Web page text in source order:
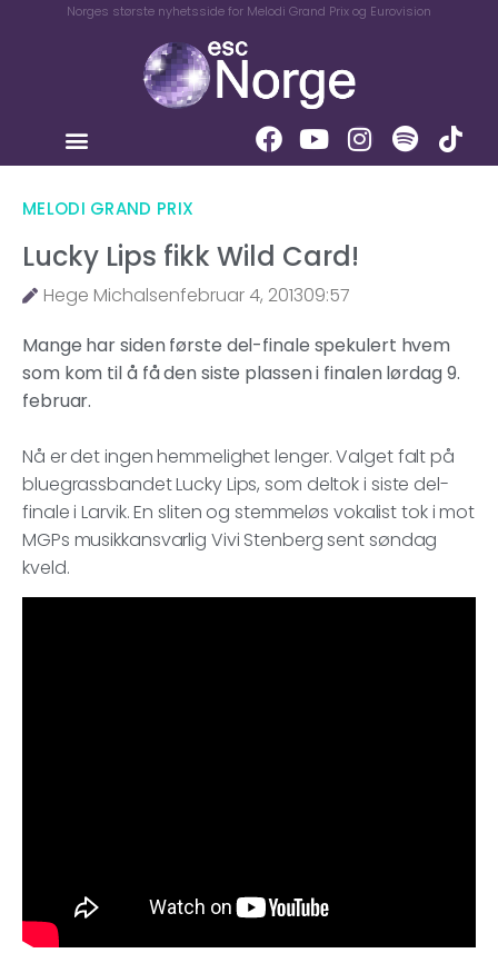
Norges største nyhetsside for Melodi Grand Prix og Eurovision
MELODI GRAND PRIX
Lucky Lips fikk Wild Card!
Hege Michalsenfebruar 4, 201309:57
Mange har siden første del-finale spekulert hvem
som kom til å få den siste plassen i finalen lørdag 9.
februar.
Nå er det ingen hemmelighet lenger. Valget falt på
bluegrassbandet Lucky Lips, som deltok i siste del-
finale i Larvik. En sliten og stemmeløs vokalist tok i mot
MGPs musikkansvarlig Vivi Stenberg sent søndag
kveld.